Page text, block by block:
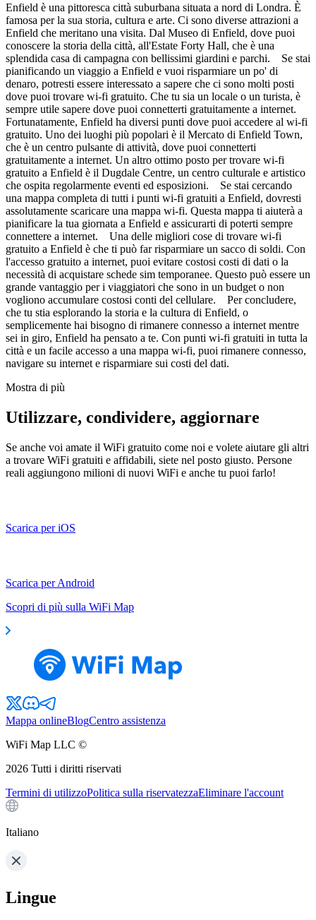
Enfield è una pittoresca città suburbana situata a nord di Londra. È
famosa per la sua storia, cultura e arte. Ci sono diverse attrazioni a
Enfield che meritano una visita. Dal Museo di Enfield, dove puoi
conoscere la storia della città, all'Estate Forty Hall, che è una
splendida casa di campagna con bellissimi giardini e parchi. Se stai
pianificando un viaggio a Enfield e vuoi risparmiare un po' di
denaro, potresti essere interessato a sapere che ci sono molti posti
dove puoi trovare wi-fi gratuito. Che tu sia un locale o un turista, è
sempre utile sapere dove puoi connetterti gratuitamente a internet.
Fortunatamente, Enfield ha diversi punti dove puoi accedere al wi-fi
gratuito. Uno dei luoghi più popolari è il Mercato di Enfield Town,
che è un centro pulsante di attività, dove puoi connetterti
gratuitamente a internet. Un altro ottimo posto per trovare wi-fi
gratuito a Enfield è il Dugdale Centre, un centro culturale e artistico
che ospita regolarmente eventi ed esposizioni. Se stai cercando
una mappa completa di tutti i punti wi-fi gratuiti a Enfield, dovresti
assolutamente scaricare una mappa wi-fi. Questa mappa ti aiuterà a
pianificare la tua giornata a Enfield e assicurarti di poterti sempre
connettere a internet. Una delle migliori cose di trovare wi-fi
gratuito a Enfield è che ti può far risparmiare un sacco di soldi. Con
l'accesso gratuito a internet, puoi evitare costosi costi di dati o la
necessità di acquistare schede sim temporanee. Questo può essere un
grande vantaggio per i viaggiatori che sono in un budget o non
vogliono accumulare costosi conti del cellulare. Per concludere,
che tu stia esplorando la storia e la cultura di Enfield, o
semplicemente hai bisogno di rimanere connesso a internet mentre
sei in giro, Enfield ha pensato a te. Con punti wi-fi gratuiti in tutta la
città e un facile accesso a una mappa wi-fi, puoi rimanere connesso,
navigare su internet e risparmiare sui costi del dati.
Mostra di più
Utilizzare, condividere, aggiornare
Se anche voi amate il WiFi gratuito come noi e volete aiutare gli altri
a trovare WiFi gratuiti e affidabili, siete nel posto giusto. Persone
reali aggiungono milioni di nuovi WiFi e anche tu puoi farlo!
Scarica per iOS
Scarica per Android
Scopri di più sulla WiFi Map
Mappa onlineBlogCentro assistenza
WiFi Map LLC ©
2026 Tutti i diritti riservati
Termini di utilizzoPolitica sulla riservatezzaEliminare l'account
Italiano
Lingue